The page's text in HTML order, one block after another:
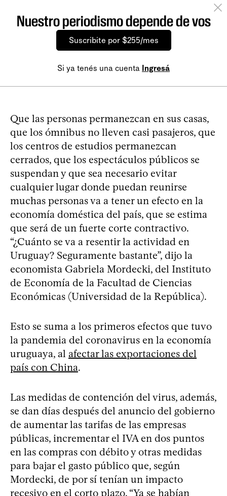
Nuestro periodismo depende de vos
Suscribite por $255/mes
Si ya tenés una cuenta Ingresá
Que las personas permanezcan en sus casas,
que los ómnibus no lleven casi pasajeros, que
los centros de estudios permanezcan
cerrados, que los espectáculos públicos se
suspendan y que sea necesario evitar
cualquier lugar donde puedan reunirse
muchas personas va a tener un efecto en la
economía doméstica del país, que se estima
que será de un fuerte corte contractivo.
“¿Cuánto se va a resentir la actividad en
Uruguay? Seguramente bastante”, dijo la
economista Gabriela Mordecki, del Instituto
de Economía de la Facultad de Ciencias
Económicas (Universidad de la República).
Esto se suma a los primeros efectos que tuvo
la pandemia del coronavirus en la economía
uruguaya, al afectar las exportaciones del
país con China.
Las medidas de contención del virus, además,
se dan días después del anuncio del gobierno
de aumentar las tarifas de las empresas
públicas, incrementar el IVA en dos puntos
en las compras con débito y otras medidas
para bajar el gasto público que, según
Mordecki, de por sí tenían un impacto
recesivo en el corto plazo. “Ya se habían